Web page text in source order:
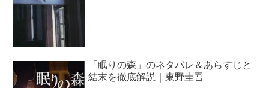
「眠りの森」のネタバレ＆あらすじと
結末を徹底解説｜東野圭吾